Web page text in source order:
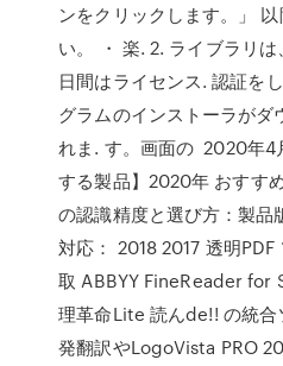
ンをクリックします。」
い。 ・ 楽. 2. ライブラリ
日間はライセンス. 認証を
グラムのインストーラがダ
れま. す。画面の 2020年4
する製品】2020年 おすす
の認識精度と選び方：製品
対応： 2018 2017 透明
取 ABBYY FineReader for
理革命Lite 読んde!! の統合
発翻訳やLogoVista PRO